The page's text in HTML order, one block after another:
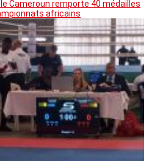
Cameroun remporte 40 médailles
africains